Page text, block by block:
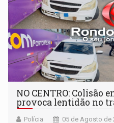
NO CENTRO: Colisão
provoca lentidão no
Polícia 05 de Agosto de